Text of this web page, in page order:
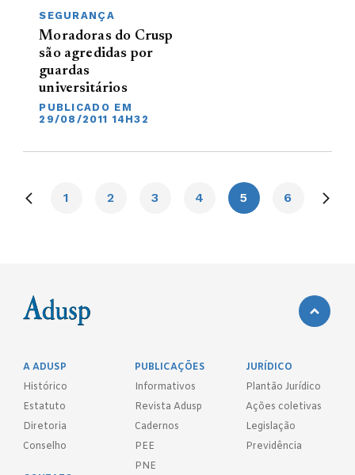
SEGURANÇA
Moradoras do Crusp
são agredidas por
guardas
universitários
PUBLICADO EM
29/08/2011 14H32
1 2 3 4 5 6
A ADUSP
Histórico
Estatuto
Diretoria
Conselho
PUBLICAÇÕES
Informativos
Revista Adusp
Cadernos
PEE
PNE
JURÍDICO
Plantão Jurídico
Ações coletivas
Legislação
Previdência